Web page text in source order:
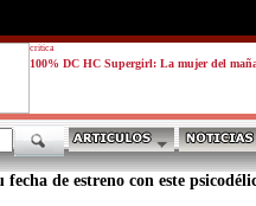
critica
100% DC HC Supergirl: La mujer del
de estreno con este